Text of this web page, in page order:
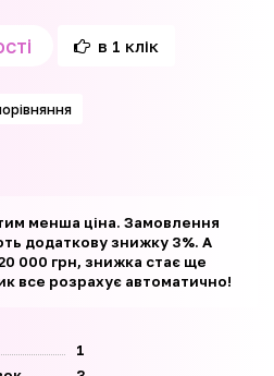
в 1 клік
менша ціна. Замовлення
додаткову знижку 3%. А
000 грн, знижка стає ще
все розрахує автоматично!
1